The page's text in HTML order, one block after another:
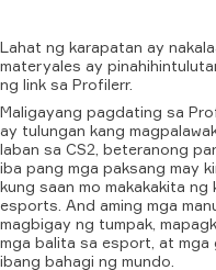
Lahat ng karapatan ay
materyales ay
ng link sa Profilerr.
Maligayang pagdating sa
ay tulungan kang
laban sa CS2, beteranong
iba pang mga paksang may
kung saan mo makakakita ng
esports. And aming mga
magbigay ng tumpak,
mga balita sa esport, at mga
ibang bahagi ng mundo.